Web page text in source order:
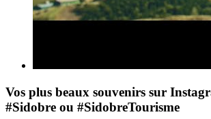
Vos plus beaux souvenirs sur
#Sidobre ou #SidobreTourisme